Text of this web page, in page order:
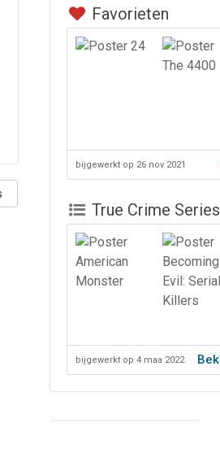
Favorieten
bijgewerkt op 26 nov 2021
True Crime Series
bijgewerkt op 4 maa 2022